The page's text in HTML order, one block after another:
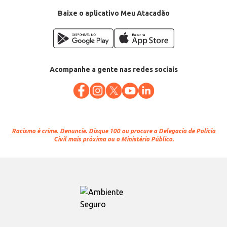
Baixe o aplicativo Meu Atacadão
Acompanhe a gente nas redes sociais
Racismo é crime. Denuncie. Disque 100 ou procure a Delegacia de Polícia
Civil mais próxima ou o Ministério Público.